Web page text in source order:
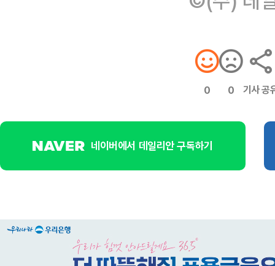
0 0 기사 공
네이버에서 데일리안 구독하기